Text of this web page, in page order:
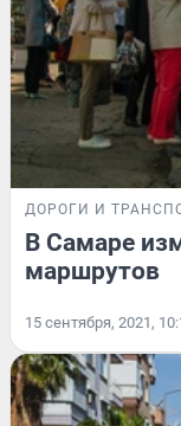
ДОРОГИ И
В Самаре
маршрутов
15 сентября, 2021,